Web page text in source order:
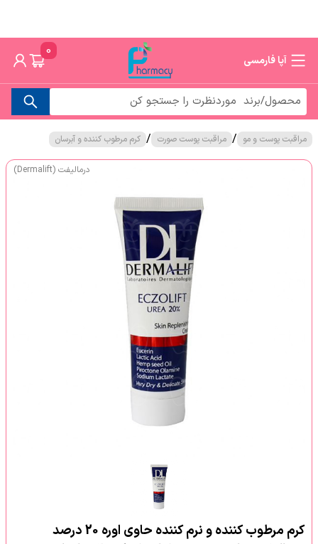
آپا فارمسی
0
مراقبت پوست و مو / مراقبت پوست صورت / کرم مرطوب کننده و آبرسان
درمالیفت (Dermalift)
کرم مرطوب کننده و نرم کننده حاوی اوره 20 درصد